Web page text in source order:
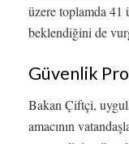
üzere toplamda 41
beklendiğini de
Güvenlik
Bakan Çiftçi,
amacının